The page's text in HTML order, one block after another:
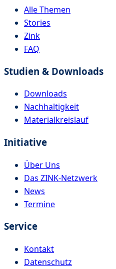
Alle Themen
Stories
Zink
FAQ
Studien & Downloads
Downloads
Nachhaltigkeit
Materialkreislauf
Initiative
Über Uns
Das ZINK-Netzwerk
News
Termine
Service
Kontakt
Datenschutz